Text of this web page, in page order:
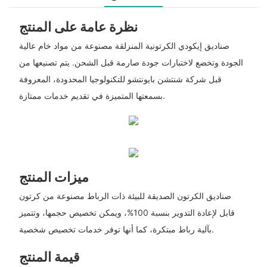
نظرة عامة على المنتج
صناديق إيكودي الكرتونية المنزلقة مصنوعة من مواد خام عالية
الجودة وتخضع لاختبارات جودة صارمة قبل الشحن. يتم تصنيعها من
قبل شركة شنتشن بايونتشو للتكنولوجيا المحدودة، المعروفة
بسمعتها المتميزة في تقديم خدمات ممتازة.
ميزات المنتج
صناديق الكرتون الصديقة للبيئة ذات الرباط مصنوعة من كرتون
قابل لإعادة التدوير بنسبة 100%، ويمكن تخصيص حجمها، وتتميز
بآلية رباط مبتكرة، كما أنها توفر خدمات تخصيص شخصية.
قيمة المنتج